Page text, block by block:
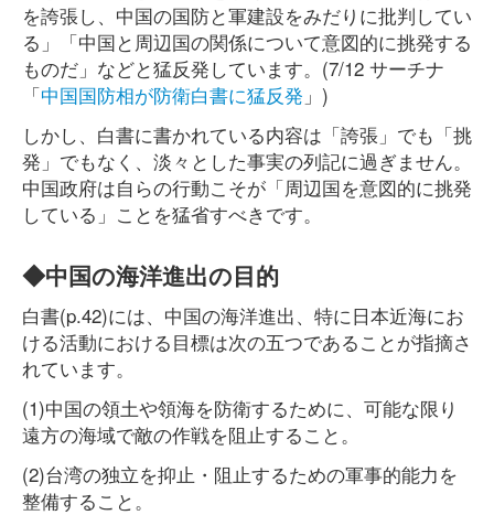
を誇張し、中国の国防と軍建設をみだりに批判してい
る」「中国と周辺国の関係について意図的に挑発する
ものだ」などと猛反発しています。(7/12 サーチナ
「中国国防相が防衛白書に猛反発 」)
しかし、白書に書かれている内容は「誇張」でも「挑
発」でもなく、淡々とした事実の列記に過ぎません。
中国政府は自らの行動こそが「周辺国を意図的に挑発
している」ことを猛省すべきです。
◆中国の海洋進出の目的
白書(p.42)には、中国の海洋進出、特に日本近海にお
ける活動における目標は次の五つであることが指摘さ
れています。
(1)中国の領土や領海を防衛するために、可能な限り
遠方の海域で敵の作戦を阻止すること。
(2)台湾の独立を抑止・阻止するための軍事的能力を
整備すること。